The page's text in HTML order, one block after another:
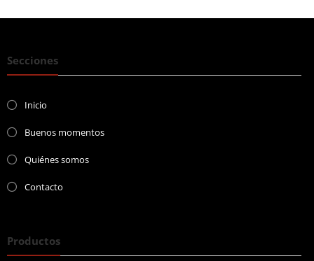
Secciones
Inicio
Buenos momentos
Quiénes somos
Contacto
Productos